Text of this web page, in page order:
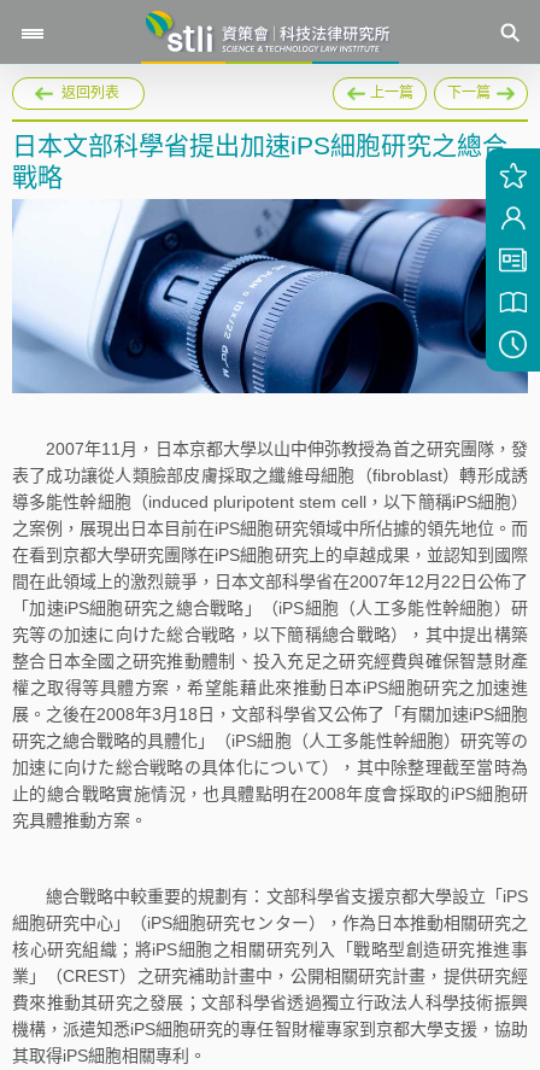
返回列表 上一篇 下一篇
日本文部科學省提出加速iPS細胞研究之總合
戰略
2007年11月，日本京都大學以山中伸弥教授為首之研究團隊，發
表了成功讓從人類臉部皮膚採取之纖維母細胞（fibroblast）轉形成誘
導多能性幹細胞（induced pluripotent stem cell，以下簡稱iPS細胞）
之案例，展現出日本目前在iPS細胞研究領域中所佔據的領先地位。而
在看到京都大學研究團隊在iPS細胞研究上的卓越成果，並認知到國際
間在此領域上的激烈競爭，日本文部科學省在2007年12月22日公佈了
「加速iPS細胞研究之總合戰略」（iPS細胞（人工多能性幹細胞）研
究等の加速に向けた総合戦略，以下簡稱總合戰略），其中提出構築
整合日本全國之研究推動體制、投入充足之研究經費與確保智慧財產
權之取得等具體方案，希望能藉此來推動日本iPS細胞研究之加速進
展。之後在2008年3月18日，文部科學省又公佈了「有關加速iPS細胞
研究之總合戰略的具體化」（iPS細胞（人工多能性幹細胞）研究等の
加速に向けた総合戦略の具体化について），其中除整理截至當時為
止的總合戰略實施情況，也具體點明在2008年度會採取的iPS細胞研
究具體推動方案。
總合戰略中較重要的規劃有：文部科學省支援京都大學設立「iPS
細胞研究中心」（iPS細胞研究センター），作為日本推動相關研究之
核心研究組織；將iPS細胞之相關研究列入「戰略型創造研究推進事
業」（CREST）之研究補助計畫中，公開相關研究計畫，提供研究經
費來推動其研究之發展；文部科學省透過獨立行政法人科學技術振興
機構，派遣知悉iPS細胞研究的專任智財權專家到京都大學支援，協助
其取得iPS細胞相關專利。